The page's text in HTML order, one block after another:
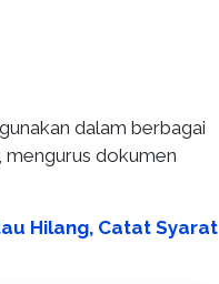
dalam berbagai
mengurus dokumen
Hilang, Catat Syarat